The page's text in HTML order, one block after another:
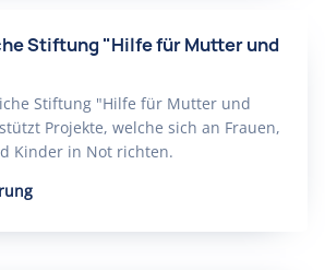
Stiftung "Hilfe für Mutter und
Stiftung "Hilfe für Mutter und
Projekte, welche sich an Frauen,
Kinder in Not richten.